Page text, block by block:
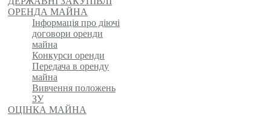
ОРЕНДА МАЙНА
Інформація про діючі
договори оренди
майна
Конкурси оренди
Передача в оренду
майна
Вивчення положень
ЗУ
ОЦІНКА МАЙНА